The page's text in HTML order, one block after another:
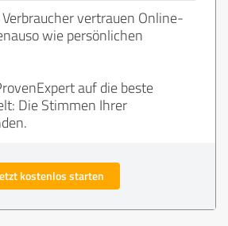
vertrauen Online-
wie persönlichen
auf die beste
Die Stimmen Ihrer
kostenlos starten